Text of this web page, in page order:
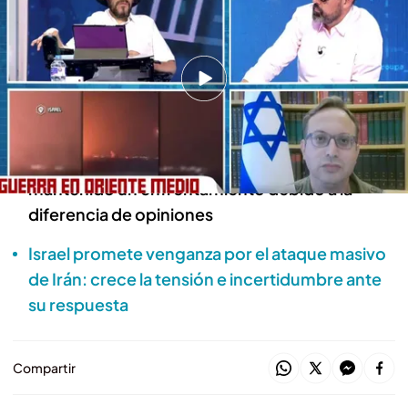
Todo es mentira
02 OCT 2024 - 16:38h.
'Todo es mentira' ha conectado en directo con
Roni Kaplan, portavoz del ejército israelí
Pablo Echenique y el portavoz del ejército han
mantenido un enfrentamiento debido a la
diferencia de opiniones
Israel promete venganza por el ataque masivo
de Irán: crece la tensión e incertidumbre ante
su respuesta
Compartir